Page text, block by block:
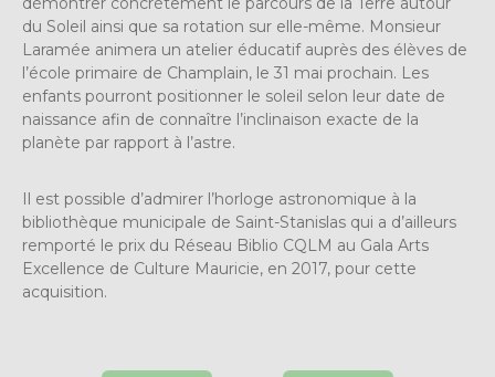
du Soleil ainsi que sa rotation sur elle-même. Monsieur
Laramée animera un atelier éducatif auprès des élèves de
l’école primaire de Champlain, le 31 mai prochain. Les
enfants pourront positionner le soleil selon leur date de
naissance afin de connaître l’inclinaison exacte de la
planète par rapport à l’astre.
Il est possible d’admirer l’horloge astronomique à la
bibliothèque municipale de Saint-Stanislas qui a d’ailleurs
remporté le prix du Réseau Biblio CQLM au Gala Arts
Excellence de Culture Mauricie, en 2017, pour cette
acquisition.